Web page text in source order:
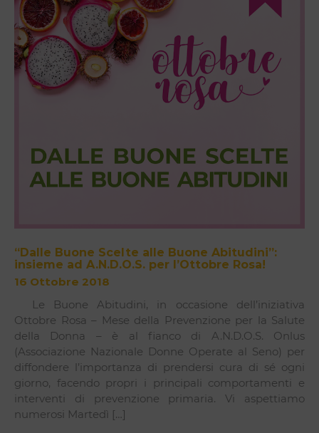
“Dalle Buone Scelte alle Buone Abitudini”:
insieme ad A.N.D.O.S. per l’Ottobre Rosa!
16 Ottobre 2018
Le Buone Abitudini, in occasione dell’iniziativa
Ottobre Rosa – Mese della Prevenzione per la Salute
della Donna – è al fianco di A.N.D.O.S. Onlus
(Associazione Nazionale Donne Operate al Seno) per
diffondere l’importanza di prendersi cura di sé ogni
giorno, facendo propri i principali comportamenti e
interventi di prevenzione primaria. Vi aspettiamo
numerosi Martedì […]